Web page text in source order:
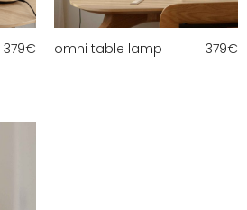
379€ omni table lamp 379€